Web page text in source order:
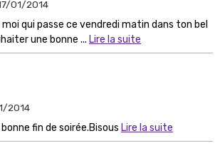
01/2014
qui passe ce vendredi matin dans ton bel
une bonne ... Lire la suite
2014
fin de soirée.Bisous Lire la suite